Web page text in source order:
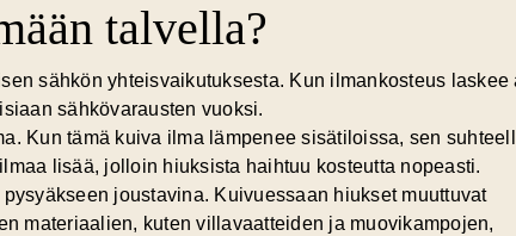
talvella?
sähkön yhteisvaikutuksesta. Kun ilmankosteus laskee
sähkövarausten vuoksi.
Kun tämä kuiva ilma lämpenee sisätiloissa, sen
lisää, jolloin hiuksista haihtuu kosteutta nopeasti.
joustavina. Kuivuessaan hiukset muuttuvat
materiaalien, kuten villavaatteiden ja muovikampojen,